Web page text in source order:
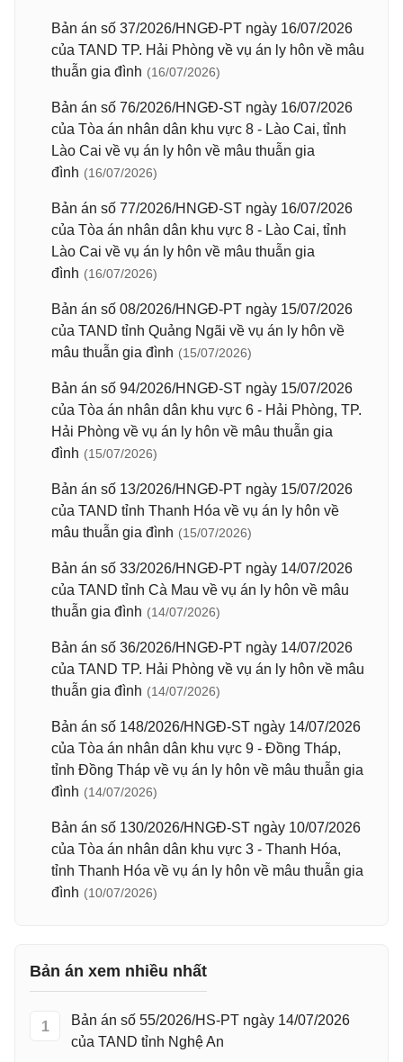
Bản án số 37/2026/HNGĐ-PT ngày 16/07/2026
của TAND TP. Hải Phòng về vụ án ly hôn về mâu
thuẫn gia đình (16/07/2026)
Bản án số 76/2026/HNGĐ-ST ngày 16/07/2026
của Tòa án nhân dân khu vực 8 - Lào Cai, tỉnh
Lào Cai về vụ án ly hôn về mâu thuẫn gia
đình (16/07/2026)
Bản án số 77/2026/HNGĐ-ST ngày 16/07/2026
của Tòa án nhân dân khu vực 8 - Lào Cai, tỉnh
Lào Cai về vụ án ly hôn về mâu thuẫn gia
đình (16/07/2026)
Bản án số 08/2026/HNGĐ-PT ngày 15/07/2026
của TAND tỉnh Quảng Ngãi về vụ án ly hôn về
mâu thuẫn gia đình (15/07/2026)
Bản án số 94/2026/HNGĐ-ST ngày 15/07/2026
của Tòa án nhân dân khu vực 6 - Hải Phòng, TP.
Hải Phòng về vụ án ly hôn về mâu thuẫn gia
đình (15/07/2026)
Bản án số 13/2026/HNGĐ-PT ngày 15/07/2026
của TAND tỉnh Thanh Hóa về vụ án ly hôn về
mâu thuẫn gia đình (15/07/2026)
Bản án số 33/2026/HNGĐ-PT ngày 14/07/2026
của TAND tỉnh Cà Mau về vụ án ly hôn về mâu
thuẫn gia đình (14/07/2026)
Bản án số 36/2026/HNGĐ-PT ngày 14/07/2026
của TAND TP. Hải Phòng về vụ án ly hôn về mâu
thuẫn gia đình (14/07/2026)
Bản án số 148/2026/HNGĐ-ST ngày 14/07/2026
của Tòa án nhân dân khu vực 9 - Đồng Tháp,
tỉnh Đồng Tháp về vụ án ly hôn về mâu thuẫn gia
đình (14/07/2026)
Bản án số 130/2026/HNGĐ-ST ngày 10/07/2026
của Tòa án nhân dân khu vực 3 - Thanh Hóa,
tỉnh Thanh Hóa về vụ án ly hôn về mâu thuẫn gia
đình (10/07/2026)
Bản án xem nhiều nhất
1
Bản án số 55/2026/HS-PT ngày 14/07/2026
của TAND tỉnh Nghệ An